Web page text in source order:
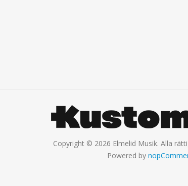
Copyright © 2026 Elmelid Musik. Alla
Powered by